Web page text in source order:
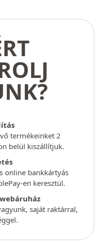
termékeinket 2
belül kiszállítjuk.
online bankkártyás
en keresztül.
saját raktárral,